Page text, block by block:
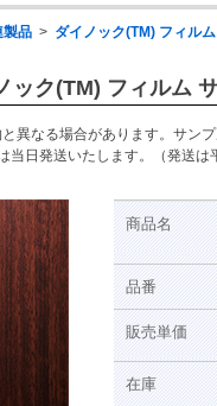
製品 > ダイノック(TM) フィルム
ック(TM) フィルム
異なる場合があります。サン
日発送いたします。（発送は
商品名
品番
販売単価
在庫